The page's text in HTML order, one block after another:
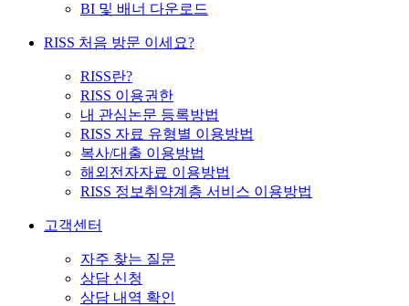
BI 및 배너 다운로드
RISS 처음 방문 이세요?
RISS란?
RISS 이용권한
내 관심논문 등록방법
RISS 자료 유형별 이용방법
복사/대출 이용방법
해외전자자료 이용방법
RISS 정보취약계층 서비스 이용방법
고객센터
자주 찾는 질문
상담 신청
상담 내역 확인